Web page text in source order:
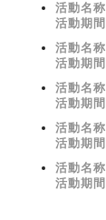
活動名
活動期
活動名
活動期
活動名称
活動期
活動名称
活動期
活動名
活動期